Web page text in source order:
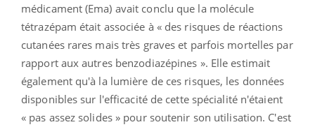
médicament (Ema) avait conclu que la molécule
tétrazépam était associée à « des risques de réactions
cutanées rares mais très graves et parfois mortelles par
rapport aux autres benzodiazépines ». Elle estimait
également qu'à la lumière de ces risques, les données
disponibles sur l'efficacité de cette spécialité n'étaient
« pas assez solides » pour soutenir son utilisation. C'est